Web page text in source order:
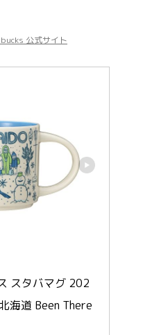
公式サイト
スタバマグ 202
海道 Been There